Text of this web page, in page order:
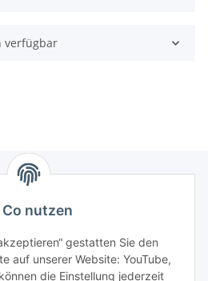
nutzen
gestatten Sie den
auf unserer Website: YouTube,
die Einstellung jederzeit
verfügbar